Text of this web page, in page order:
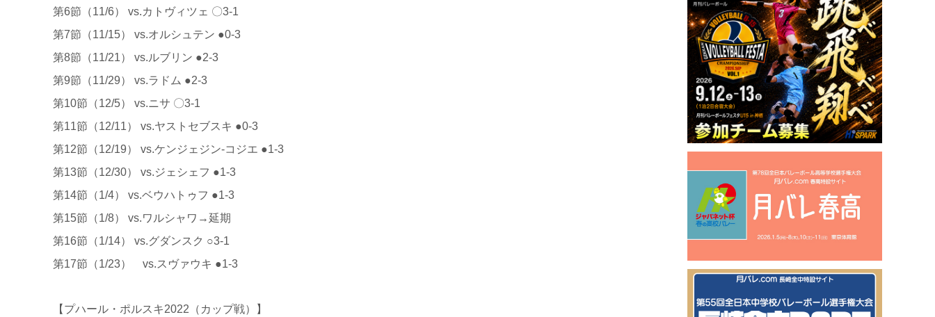
第6節（11/6） vs.カトヴィツェ 〇3-1
第7節（11/15） vs.オルシュテン ●0-3
第8節（11/21） vs.ルブリン ●2-3
第9節（11/29） vs.ラドム ●2-3
第10節（12/5） vs.ニサ 〇3-1
第11節（12/11） vs.ヤストセブスキ ●0-3
第12節（12/19） vs.ケンジェジン-コジエ ●1-3
第13節（12/30） vs.ジェシェフ ●1-3
第14節（1/4） vs.ベウハトゥフ ●1-3
第15節（1/8） vs.ワルシャワ→延期
第16節（1/14） vs.グダンスク ○3-1
第17節（1/23） vs.スヴァウキ ●1-3
【プハール・ポルスキ2022（カップ戦）】